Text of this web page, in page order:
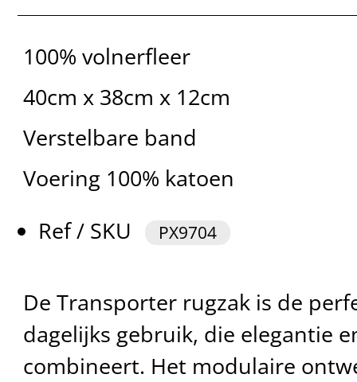
100% volnerfleer
40cm x 38cm x 12cm
Verstelbare band
Voering 100% katoen
Ref / SKU
PX9704
De Transporter rugzak is de
dagelijks gebruik, die elegantie
combineert. Het modulaire